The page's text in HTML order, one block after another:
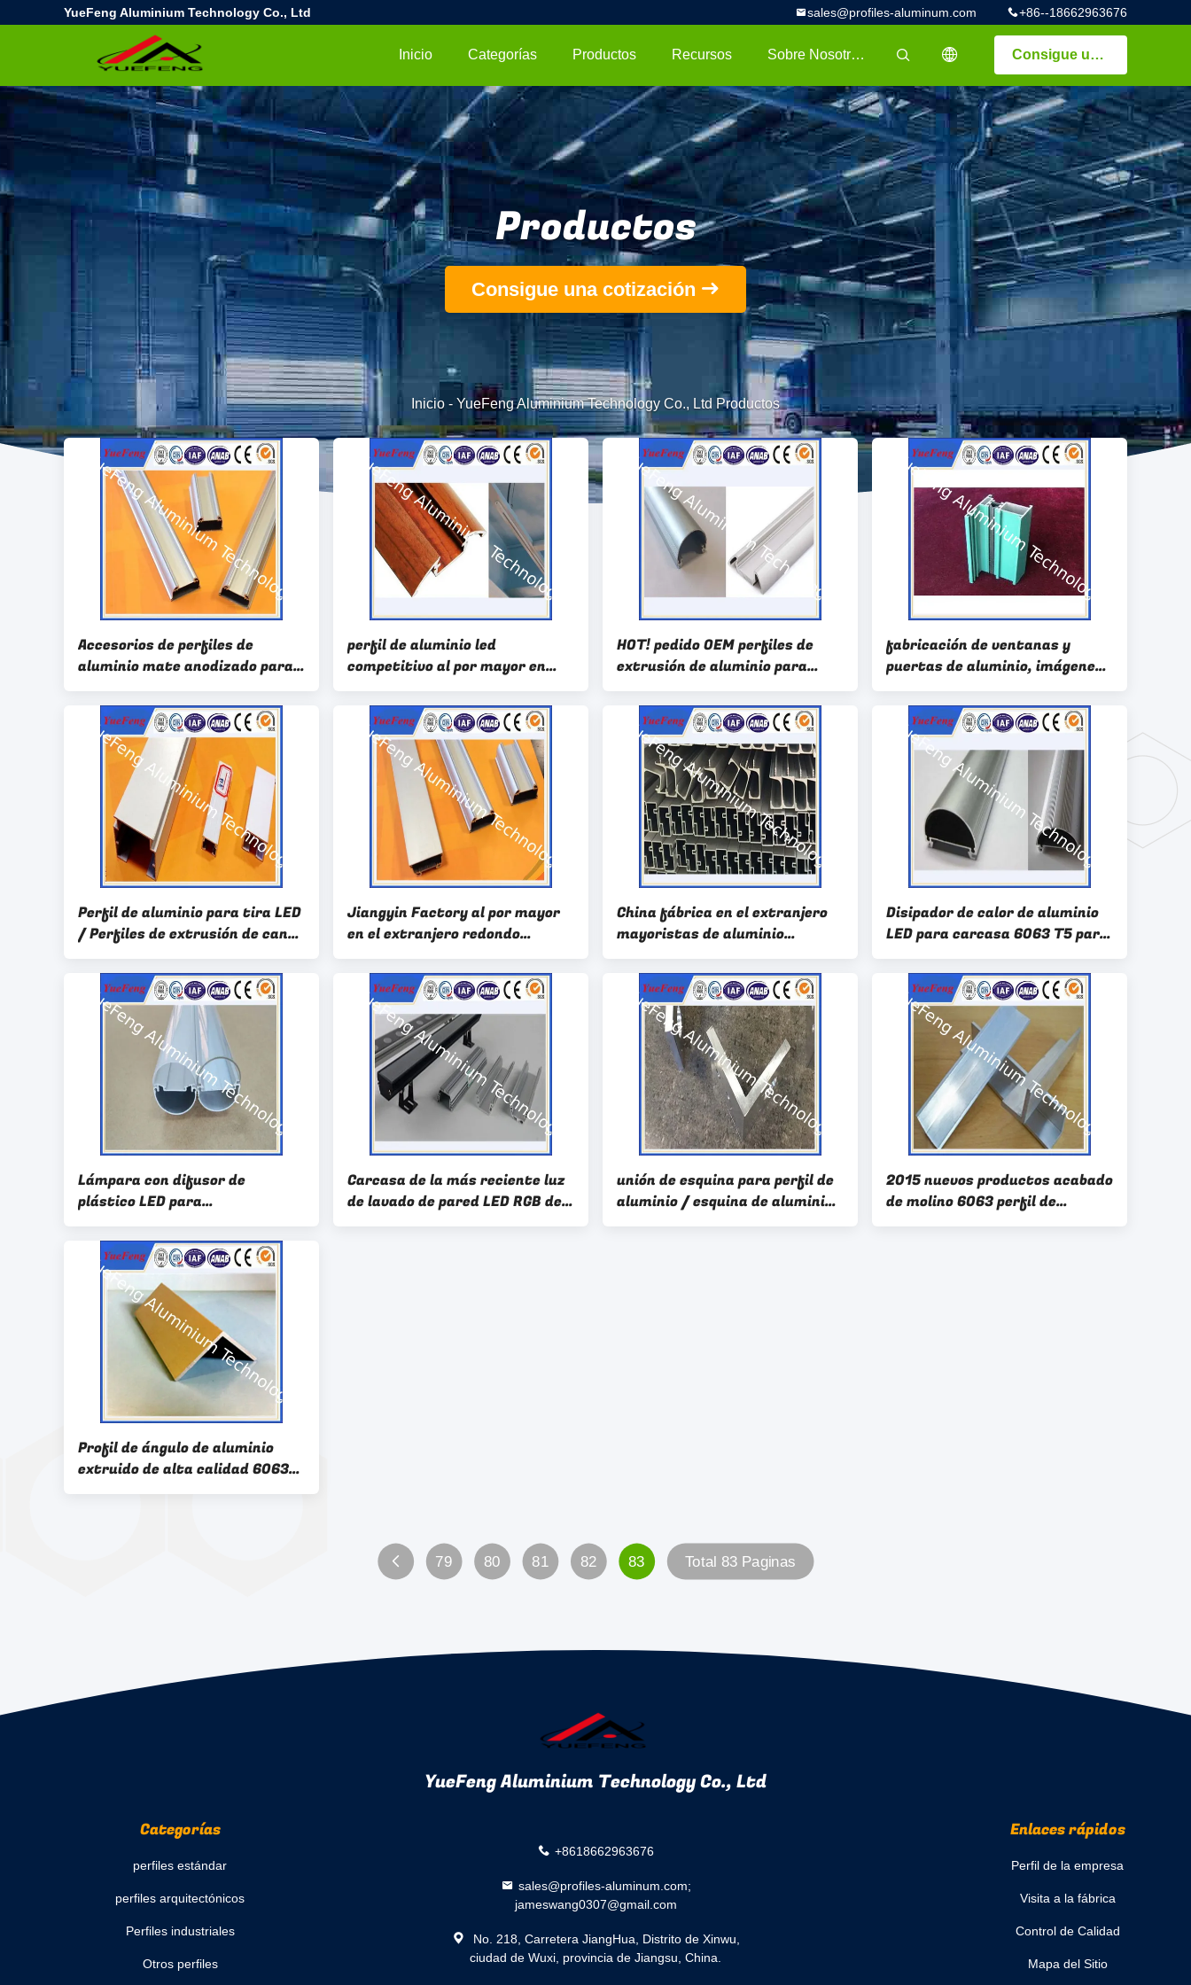
YueFeng Aluminium Technology Co., Ltd +86--18662963676
sales@profiles-aluminum.com
Consigue una cotización
描述
Inicio Categorías Productos Recursos Sobre Nosotros
Productos
Consigue una cotización
Inicio - YueFeng Aluminium Technology Co., Ltd Productos
Accesorios de perfiles de
aluminio mate anodizado para
tubos de extrusión de aluminio
perfil de aluminio led
competitivo al por mayor en
perfiles de aluminio,
ampliamente utilizado con led
de aluminio
HOT! pedido OEM perfiles de
extrusión de aluminio para
LED,por mayor de perfiles de
aluminio para LED señal
fabricación de ventanas y
puertas de aluminio, imágenes
de ventanas de aluminio
Perfil de aluminio para tira LED
/ Perfiles de extrusión de canal
de montaje LED aluminio
Jiangyin Factory al por mayor
en el extranjero redondo
anodizado de aluminio
conducido canal
China fábrica en el extranjero
mayoristas de aluminio
gabinete de metal banda de
borde
Disipador de calor de aluminio
LED para carcasa 6063 T5 para
LED/ Fabricación china de
aluminio precio
Lámpara con difusor de
plástico LED para
portalámparas/Carcasa de
bombilla LED/Perfil LED de
aluminio
Carcasa de la más reciente luz
de lavado de pared LED RGB de
aluminio
unión de esquina para perfil de
aluminio / esquina de aluminio
/ extrusión rectangular de
2015 nuevos productos acabado
de molino 6063 perfil de
extrusión de aluminio de ángulo
Profil de ángulo de aluminio
extruido de alta calidad 6063
t5 hecho en China
79 80 81 82 83 Total 83 Paginas
YueFeng Aluminium Technology Co., Ltd
Categorías
perfiles estándar
perfiles arquitectónicos
Perfiles industriales
Otros perfiles
+8618662963676
sales@profiles-aluminum.com;
jameswang0307@gmail.com
No. 218, Carretera JiangHua, Distrito de Xinwu,
ciudad de Wuxi, provincia de Jiangsu, China.
Enlaces rápidos
Perfil de la empresa
Visita a la fábrica
Control de Calidad
Mapa del Sitio